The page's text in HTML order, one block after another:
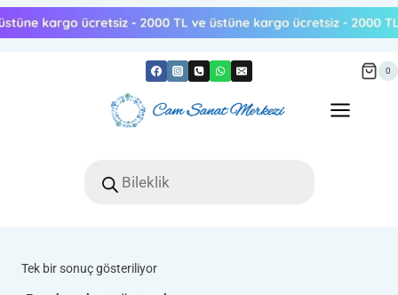
Skip
to
0
search
Tek bir sonuç gösteriliyor